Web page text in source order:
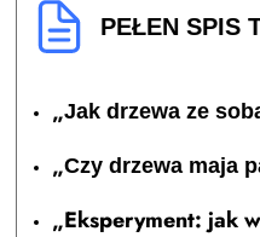
„Jak drzewa ze
„Czy drzewa maja
„Eksperyment: jak
PEŁEN SPIS